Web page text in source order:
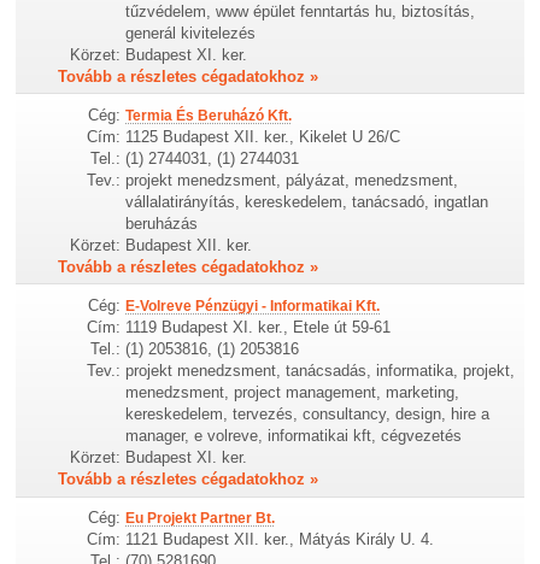
tűzvédelem, www épület fenntartás hu, biztosítás,
generál kivitelezés
Körzet: Budapest XI. ker.
Tovább a részletes cégadatokhoz »
Cég: Termia És Beruházó Kft.
Cím: 1125 Budapest XII. ker., Kikelet U 26/C
Tel.: (1) 2744031, (1) 2744031
Tev.: projekt menedzsment, pályázat, menedzsment,
vállalatirányítás, kereskedelem, tanácsadó, ingatlan
beruházás
Körzet: Budapest XII. ker.
Tovább a részletes cégadatokhoz »
Cég: E-Volreve Pénzügyi - Informatikai Kft.
Cím: 1119 Budapest XI. ker., Etele út 59-61
Tel.: (1) 2053816, (1) 2053816
Tev.: projekt menedzsment, tanácsadás, informatika, projekt,
menedzsment, project management, marketing,
kereskedelem, tervezés, consultancy, design, hire a
manager, e volreve, informatikai kft, cégvezetés
Körzet: Budapest XI. ker.
Tovább a részletes cégadatokhoz »
Cég: Eu Projekt Partner Bt.
Cím: 1121 Budapest XII. ker., Mátyás Király U. 4.